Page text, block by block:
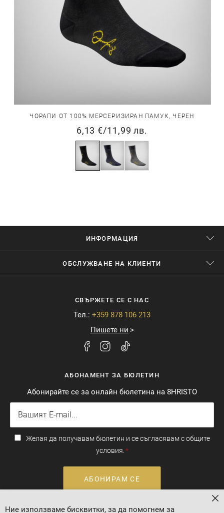
ЧОРАПИ ОТ 100% МЕРСЕРИЗИРАН ПАМУК, ЧЕРЕН
6,13 €/11,99 лв.
ИНФОРМАЦИЯ
ОБСЛУЖВАНЕ НА КЛИЕНТИ
СВЪРЖЕТЕ СЕ С НАС
Тел.: +359 878 106 213
Пишете ни
АБОНАМЕНТ ЗА БЮЛЕТИН
Абонирайте се за онлайн бюлетина на 8HRISTO
Желая да получавам бюлетин и се съгласявам с общите
условия.
АБОНИРАМ СЕ
Ние използваме бисквитки, за да помогнем за